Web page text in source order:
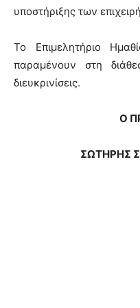
υποστήριξης των
Το Επιμελητήριο
παραμένουν στη
διευκρινίσεις.
Ο
ΣΩΤΗΡΗΣ